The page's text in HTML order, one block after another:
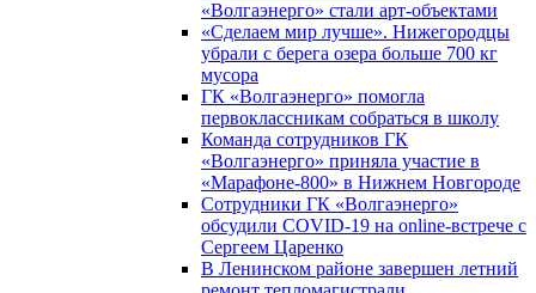
«Волгаэнерго» стали арт-объектами
«Сделаем мир лучше». Нижегородцы
убрали с берега озера больше 700 кг
мусора
ГК «Волгаэнерго» помогла
первоклассникам собраться в школу
Команда сотрудников ГК
«Волгаэнерго» приняла участие в
«Марафоне-800» в Нижнем Новгороде
Сотрудники ГК «Волгаэнерго»
обсудили COVID-19 на online-встрече с
Сергеем Царенко
В Ленинском районе завершен летний